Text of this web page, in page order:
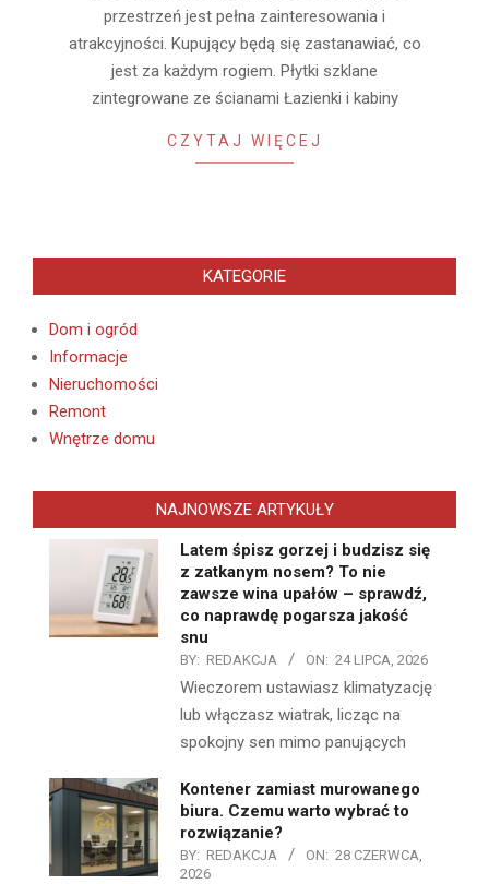
przestrzeń jest pełna zainteresowania i
atrakcyjności. Kupujący będą się zastanawiać, co
jest za każdym rogiem. Płytki szklane
zintegrowane ze ścianami Łazienki i kabiny
CZYTAJ WIĘCEJ
KATEGORIE
Dom i ogród
Informacje
Nieruchomości
Remont
Wnętrze domu
NAJNOWSZE ARTYKUŁY
Latem śpisz gorzej i budzisz się
z zatkanym nosem? To nie
zawsze wina upałów – sprawdź,
co naprawdę pogarsza jakość
snu
BY: REDAKCJA ON: 24 LIPCA, 2026
Wieczorem ustawiasz klimatyzację
lub włączasz wiatrak, licząc na
spokojny sen mimo panujących
Kontener zamiast murowanego
biura. Czemu warto wybrać to
rozwiązanie?
BY: REDAKCJA ON: 28 CZERWCA,
2026